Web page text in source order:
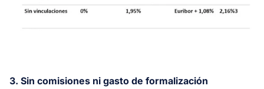
3. Sin comisiones ni gasto de formalización